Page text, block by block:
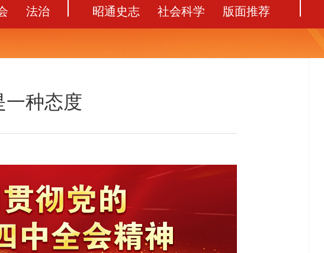
法治
昭通史志
社会科学 版面推荐
种态度